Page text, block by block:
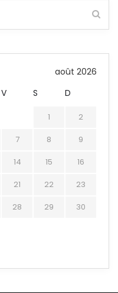
août 2026
V S D
1
2
7 8
9
14 15
16
21 22
23
28 29
30